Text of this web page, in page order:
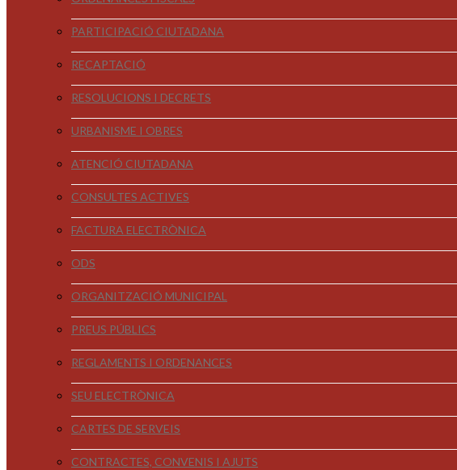
PARTICIPACIÓ CIUTADANA
RECAPTACIÓ
RESOLUCIONS I DECRETS
URBANISME I OBRES
ATENCIÓ CIUTADANA
CONSULTES ACTIVES
FACTURA ELECTRÒNICA
ODS
ORGANITZACIÓ MUNICIPAL
PREUS PÚBLICS
REGLAMENTS I ORDENANCES
SEU ELECTRÒNICA
CARTES DE SERVEIS
CONTRACTES, CONVENIS I AJUTS